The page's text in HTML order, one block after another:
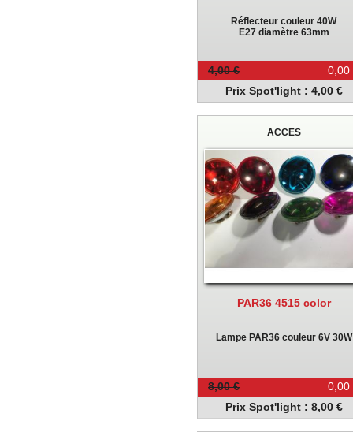
Réflecteur couleur 40W
E27 diamètre 63mm
0,00
4,00 €
Prix Spot'light : 4,00 €
ACCES
PAR36 4515 color
Lampe PAR36 couleur 6V 30W
0,00
8,00 €
Prix Spot'light : 8,00 €